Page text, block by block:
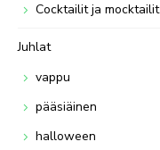
Cocktailit ja mocktailit
Juhlat
vappu
pääsiäinen
halloween